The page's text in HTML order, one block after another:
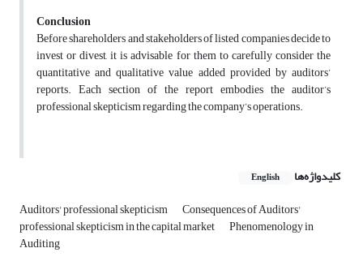
Conclusion
Before shareholders and stakeholders of listed companies decide to
invest or divest, it is advisable for them to carefully consider the
quantitative and qualitative value added provided by auditors’
reports. Each section of the report embodies the auditor’s
professional skepticism regarding the company’s operations.
کلیدواژه‌ها English
Auditors' professional skepticism Consequences of Auditors'
professional skepticism in the capital market Phenomenology in
Auditing